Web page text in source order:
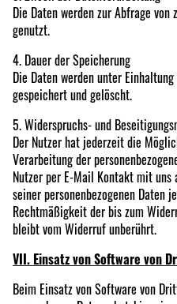
Die Daten werden zur Abfrage
genutzt.
4. Dauer der Speicherung
Die Daten werden unter
gespeichert und gelöscht.
5. Widerspruchs- und
Der Nutzer hat jederzeit die
Verarbeitung der
Nutzer per E-Mail Kontakt mit
seiner personenbezogenen Daten
Rechtmäßigkeit der bis zum
bleibt vom Widerruf unberührt.
VII. Einsatz von Software von
Beim Einsatz von Software von